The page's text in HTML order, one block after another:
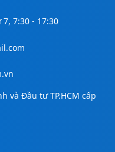
7:30 - 17:30
và Đầu tư TP.HCM cấp